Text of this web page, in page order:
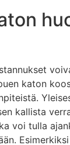
katon
kallista
voi tulla